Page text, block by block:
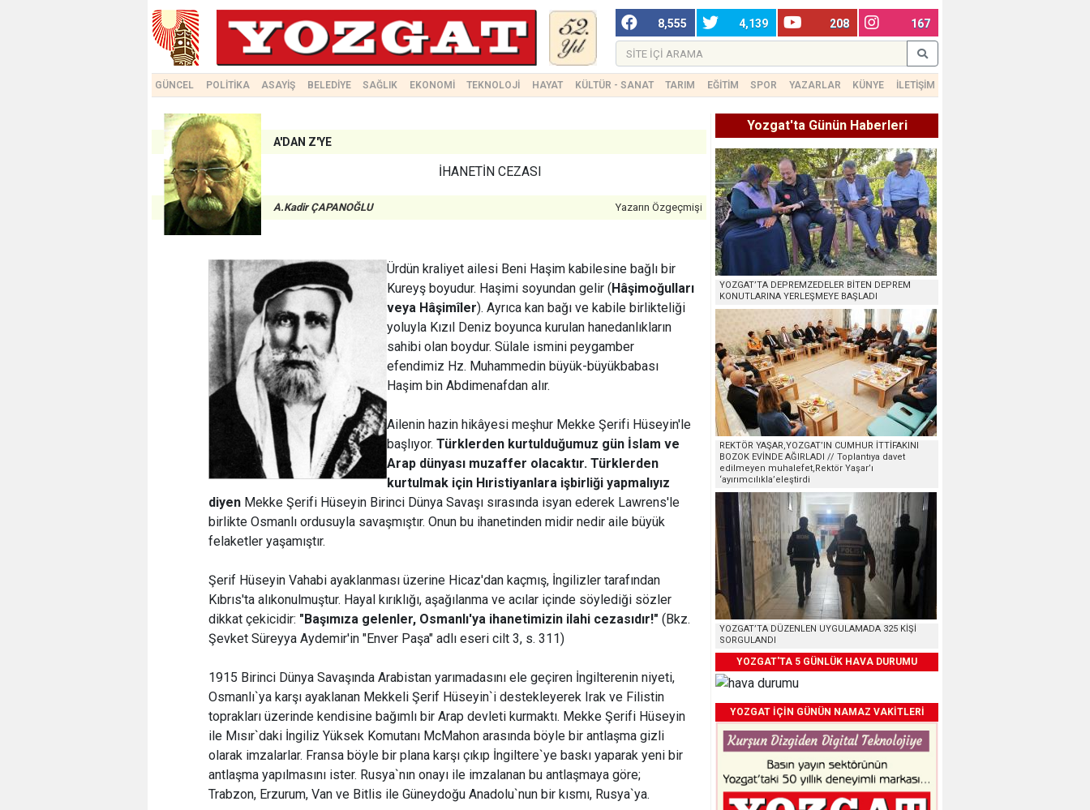
8,555 4,139 208 167
GÜNCEL POLİTİKA ASAYİŞ BELEDİYE SAĞLIK EKONOMİ TEKNOLOJİ HAYAT KÜLTÜR - SANAT TARIM EĞİTİM SPOR YAZARLAR KÜNYE İLETİŞİM
A'DAN Z'YE
İHANETİN CEZASI
A.Kadir ÇAPANOĞLU Yazarın Özgeçmişi
Ürdün kraliyet ailesi Beni Haşim kabilesine bağlı bir
Kureyş boyudur. Haşimi soyundan gelir (Hâşimoğulları
veya Hâşimîler). Ayrıca kan bağı ve kabile birlikteliği
yoluyla Kızıl Deniz boyunca kurulan hanedanlıkların
sahibi olan boydur. Sülale ismini peygamber
efendimiz Hz. Muhammedin büyük-büyükbabası
Haşim bin Abdimenafdan alır.
Ailenin hazin hikâyesi meşhur Mekke Şerifi Hüseyin'le
başlıyor. Türklerden kurtulduğumuz gün İslam ve
Arap dünyası muzaffer olacaktır. Türklerden
kurtulmak için Hıristiyanlara işbirliği yapmalıyız
diyen Mekke Şerifi Hüseyin Birinci Dünya Savaşı sırasında isyan ederek Lawrens'le
birlikte Osmanlı ordusuyla savaşmıştır. Onun bu ihanetinden midir nedir aile büyük
felaketler yaşamıştır.
Şerif Hüseyin Vahabi ayaklanması üzerine Hicaz'dan kaçmış, İngilizler tarafından
Kıbrıs'ta alıkonulmuştur. Hayal kırıklığı, aşağılanma ve acılar içinde söylediği sözler
dikkat çekicidir: "Başımıza gelenler, Osmanlı'ya ihanetimizin ilahi cezasıdır!" (Bkz.
Şevket Süreyya Aydemir'in "Enver Paşa" adlı eseri cilt 3, s. 311)
1915 Birinci Dünya Savaşında Arabistan yarımadasını ele geçiren İngilterenin niyeti,
Osmanlı`ya karşı ayaklanan Mekkeli Şerif Hüseyin`i destekleyerek Irak ve Filistin
toprakları üzerinde kendisine bağımlı bir Arap devleti kurmaktı. Mekke Şerifi Hüseyin
ile Mısır`daki İngiliz Yüksek Komutanı McMahon arasında böyle bir antlaşma gizli
olarak imzalarlar. Fransa böyle bir plana karşı çıkıp İngiltere`ye baskı yaparak yeni bir
antlaşma yapılmasını ister. Rusya`nın onayı ile imzalanan bu antlaşmaya göre;
Trabzon, Erzurum, Van ve Bitlis ile Güneydoğu Anadolu`nun bir kısmı, Rusya`ya.
Yozgat'ta Günün Haberleri
YOZGAT’TA DEPREMZEDELER BİTEN DEPREM
KONUTLARINA YERLEŞMEYE BAŞLADI
REKTÖR YAŞAR,YOZGAT’IN CUMHUR İTTİFAKINI
BOZOK EVİNDE AĞIRLADI // Toplantıya davet
edilmeyen muhalefet,Rektör Yaşar’ı
‘ayırımcılıkla’eleştirdi
YOZGAT’TA DÜZENLEN UYGULAMADA 325 KİŞİ
SORGULANDI
YOZGAT'TA 5 GÜNLÜK HAVA DURUMU
YOZGAT İÇİN GÜNÜN NAMAZ VAKİTLERİ